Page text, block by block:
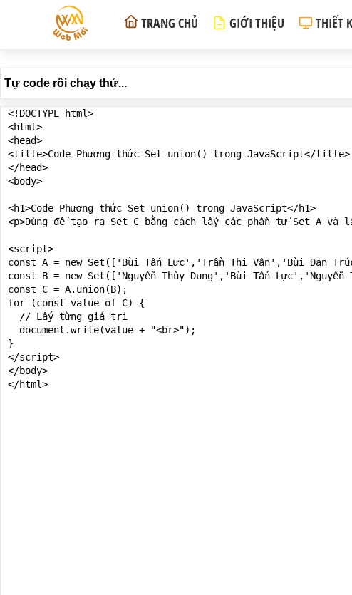
TRANG CHỦ GIỚI THIỆU THIẾT
Tự code rồi chạy thử...
<!DOCTYPE html>
<html>
<head>
<title>Code Phương thức Set union() trong JavaScript</title>
</head>
<body>
<h1>Code Phương thức Set union() trong JavaScript</h1>
<p>Dùng để tạo ra Set C bằng cách lấy các phần tử Set A
<script>
const A = new Set(['Bùi Tấn Lực','Trần Thị Vân','Bùi Đan
const B = new Set(['Nguyễn Thùy Dung','Bùi Tấn Lực','Nguyễn
const C = A.union(B);
for (const value of C) {
  // Lấy từng giá trị
  document.write(value + "<br>");
}
</script>
</body>
</html>